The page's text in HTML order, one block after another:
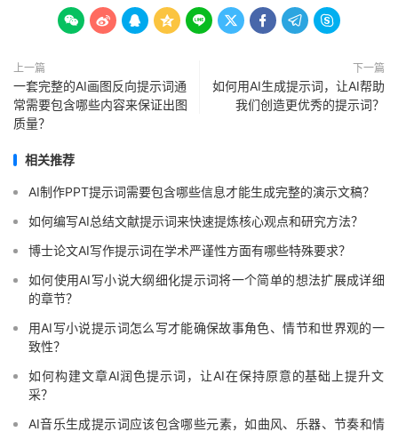
        
上一篇
一套完整的AI画图反向提示词通
常需要包含哪些内容来保证出图
质量？
下一篇
如何用AI生成提示词，让AI帮助
我们创造更优秀的提示词？
相关推荐
AI制作PPT提示词需要包含哪些信息才能生成完整的演示文稿？
如何编写AI总结文献提示词来快速提炼核心观点和研究方法？
博士论文AI写作提示词在学术严谨性方面有哪些特殊要求？
如何使用AI写小说大纲细化提示词将一个简单的想法扩展成详细
的章节？
用AI写小说提示词怎么写才能确保故事角色、情节和世界观的一
致性？
如何构建文章AI润色提示词，让AI在保持原意的基础上提升文
采？
AI音乐生成提示词应该包含哪些元素，如曲风、乐器、节奏和情